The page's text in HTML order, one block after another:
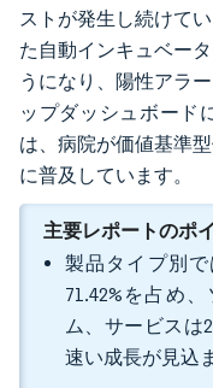
ストが発生し続けて
た自動インキュベー
うになり、陽性アラ
ップダッシュボード
は、病院が価値基準
に普及しています。
主要レポートのポ
製品タイプ別
71.42%を占め
ム、サービスは
速い成長が見込